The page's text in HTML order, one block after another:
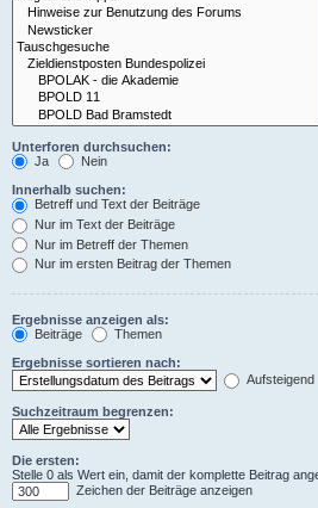
Unterforen durchsuchen:
Ja
Nein
Innerhalb suchen:
Betreff und Text der Beiträge
Nur im Text der Beiträge
Nur im Betreff der Themen
Nur im ersten Beitrag der Themen
Ergebnisse anzeigen als:
Beiträge
Themen
Ergebnisse sortieren nach:
Aufsteigend
Suchzeitraum begrenzen:
Die ersten:
Stelle 0 als Wert ein, damit der komplette Beitrag
Zeichen der Beiträge anzeigen